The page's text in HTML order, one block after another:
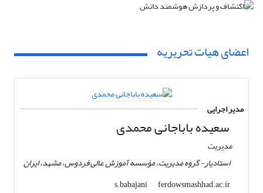
اعضای هیات تحریریه
مدیر اجرایی
سعیده باباجانی محمدی
مدیریت
استادیار- گروه مدیریت، مؤسسه آموزش عالی فردوس، مشهد، ایران
s.babajani
ferdowsmashhad.ac.ir